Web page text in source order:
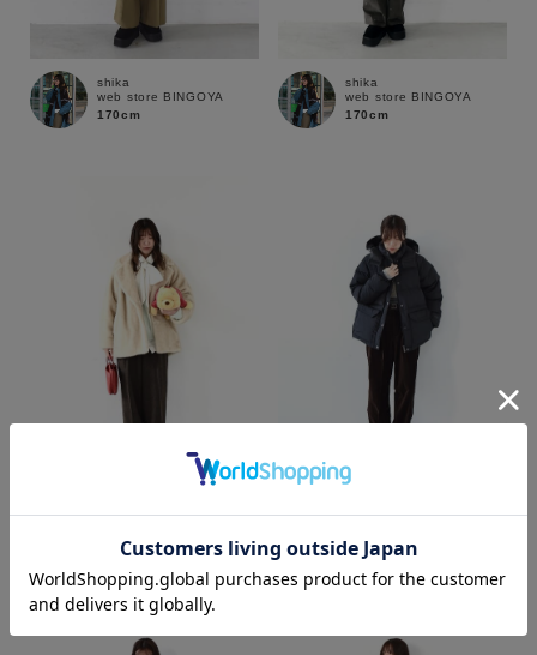
shika
web store BINGOYA
170cm
shika
web store BINGOYA
170cm
web store BINGOYA
web store BINGOYA